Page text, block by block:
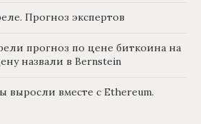
Прогноз экспертов
прогноз по цене биткоина на
назвали в Bernstein
выросли вместе с Ethereum.